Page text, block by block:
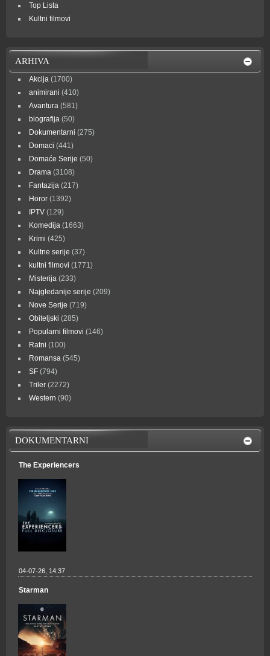
Top Lista
Kultni filmovi
ARHIVA
Akcija (1700)
animirani (410)
Avantura (581)
biografija (50)
Dokumentarni (275)
Domaci (441)
Domaće Serije (50)
Drama (3108)
Fantazija (217)
Horor (1392)
IPTV (129)
Komedija (1663)
Krimi (425)
Kultne serije (37)
kultni filmovi (1771)
Misterija (233)
Najgledanije serije (209)
Nove Serije (719)
Obiteljski (285)
Popularni filmovi (146)
Ratni (100)
Romansa (545)
SF (794)
Triler (2272)
Western (90)
DOKUMENTARNI
The Experiencers
04-07-26, 14:37
Starman